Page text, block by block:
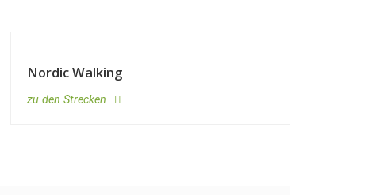
Nordic Walking
zu den Strecken